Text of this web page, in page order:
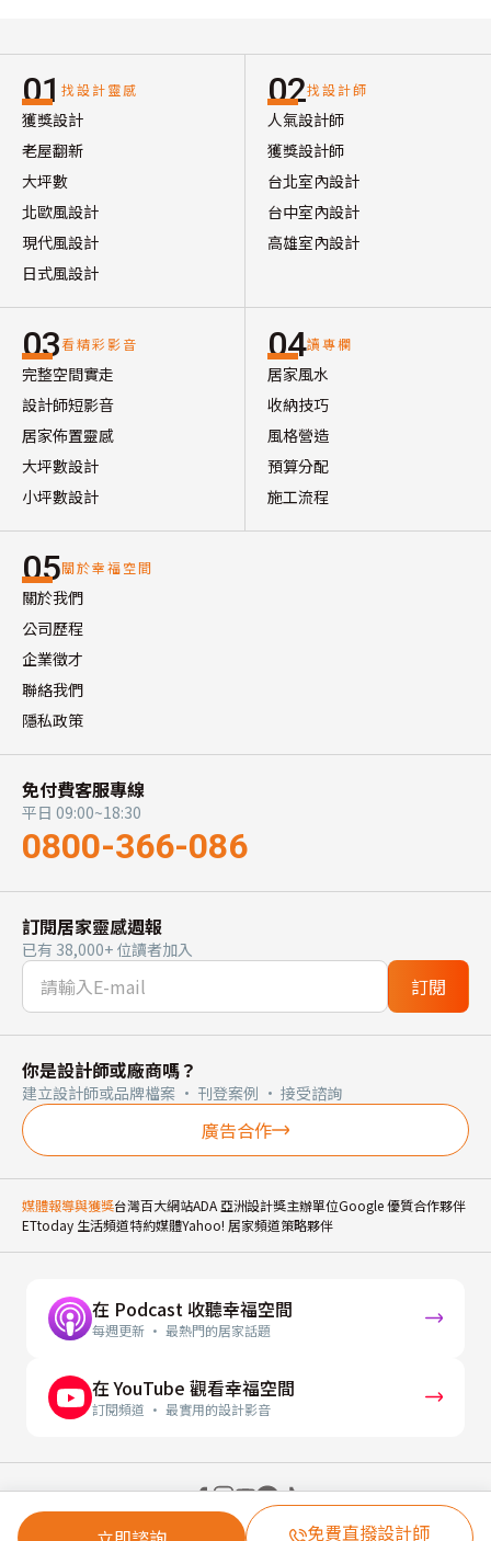
免費直撥設計師
01 找設計靈感
獲獎設計
老屋翻新
大坪數
北歐風設計
現代風設計
日式風設計
02找設計師
人氣設計師
獲獎設計師
台北室內設計
台中室內設計
高雄室內設計
03看精彩影音
完整空間實走
設計師短影音
居家佈置靈感
大坪數設計
小坪數設計
04讀專欄
居家風水
收納技巧
風格營造
預算分配
施工流程
05關於幸福空間
關於我們
公司歷程
企業徵才
聯絡我們
隱私政策
免付費客服專線
平日 09:00~18:30
0800-366-086
訂閱居家靈感週報
已有 38,000+ 位讀者加入
訂閱
你是設計師或廠商嗎？
建立設計師或品牌檔案 · 刊登案例 · 接受諮詢
廣告合作
媒體報導與獲獎台灣百大網站ADA 亞洲設計獎主辦單位Google 優質合作夥伴
ETtoday 生活頻道特約媒體Yahoo! 居家頻道策略夥伴
在 Podcast 收聽幸福空間
每週更新 · 最熱門的居家話題
在 YouTube 觀看幸福空間
訂閱頻道 · 最實用的設計影音
© 2026 幸福空間 Gorgeous Space Co., Ltd.